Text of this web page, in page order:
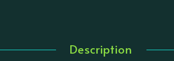
Description